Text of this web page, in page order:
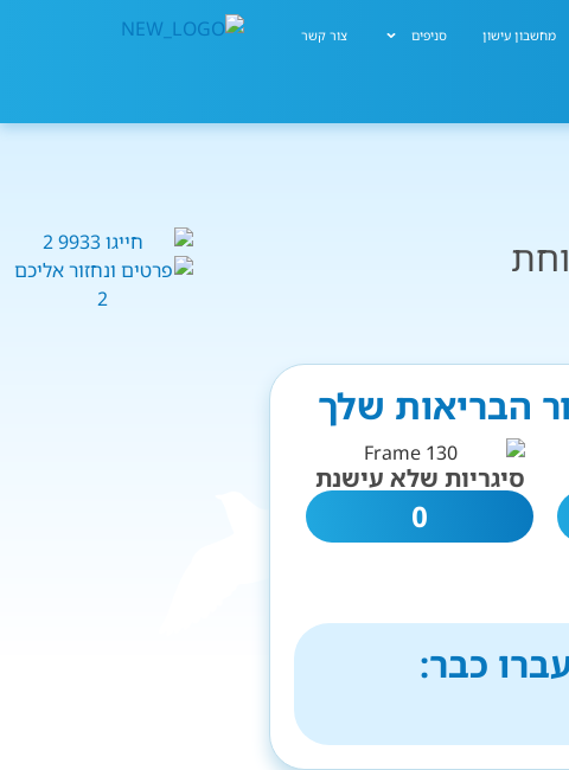
מחשבון עישון סניפים צור קשר
הבריאות שלך
סיגריות שלא עישנת
0
כבר: